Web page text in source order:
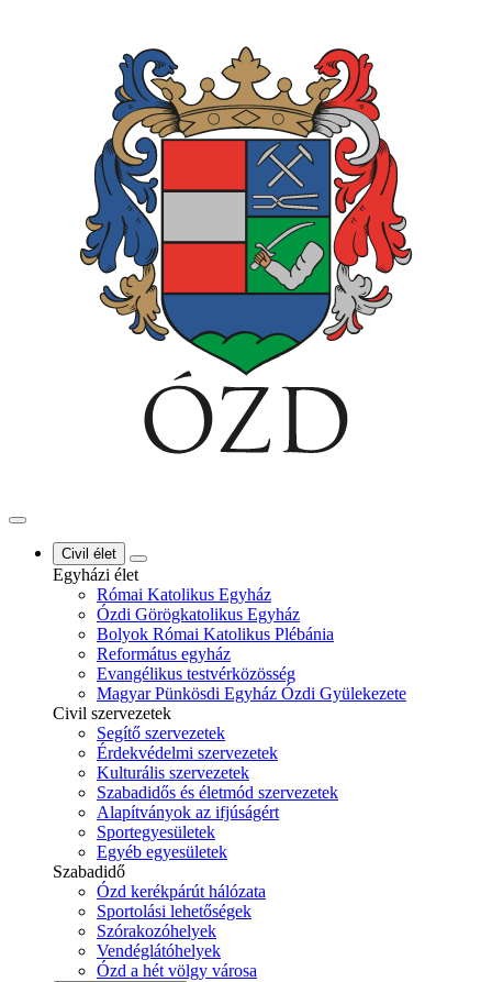
Civil élet
Egyházi élet
Római Katolikus Egyház
Ózdi Görögkatolikus Egyház
Bolyok Római Katolikus Plébánia
Református egyház
Evangélikus testvérközösség
Magyar Pünkösdi Egyház Ózdi Gyülekezete
Civil szervezetek
Segítő szervezetek
Érdekvédelmi szervezetek
Kulturális szervezetek
Szabadidős és életmód szervezetek
Alapítványok az ifjúságért
Sportegyesületek
Egyéb egyesületek
Szabadidő
Ózd kerékpárút hálózata
Sportolási lehetőségek
Szórakozóhelyek
Vendéglátóhelyek
Ózd a hét völgy városa